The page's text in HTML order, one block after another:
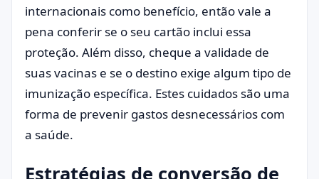
internacionais como benefício, então vale a
pena conferir se o seu cartão inclui essa
proteção. Além disso, cheque a validade de
suas vacinas e se o destino exige algum tipo de
imunização específica. Estes cuidados são uma
forma de prevenir gastos desnecessários com
a saúde.
Estratégias de conversão de